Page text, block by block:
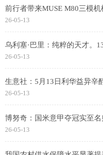
前行者带来MUSE M80三模
26-05-13
乌利塞·巴里：纯粹的天才。
26-05-13
生意社：5月13日利华益异辛
26-05-13
博努奇：国米意甲夺冠实至
26-05-13